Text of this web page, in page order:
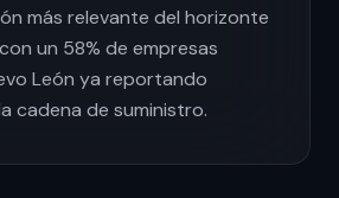
más relevante del horizonte
un 58% de empresas
León ya reportando
cadena de suministro.